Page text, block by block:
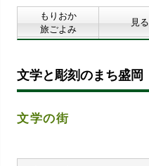
もりおか
旅ごよみ
見る
文学と彫刻のまち盛岡
文学の街